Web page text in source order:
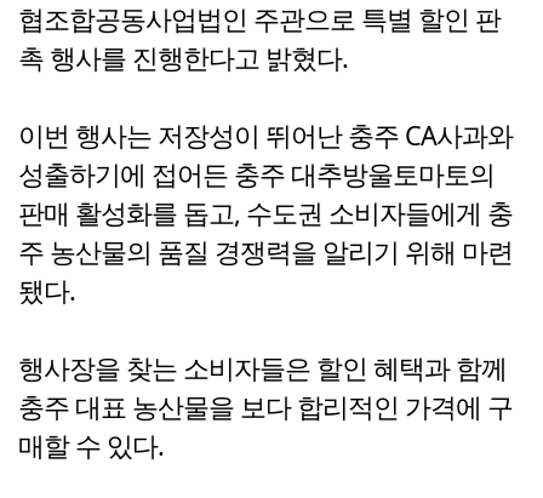
협조합공동사업법인 주관으로 특별 할인 판
촉 행사를 진행한다고 밝혔다.
이번 행사는 저장성이 뛰어난 충주 CA사과와
성출하기에 접어든 충주 대추방울토마토의
판매 활성화를 돕고, 수도권 소비자들에게 충
주 농산물의 품질 경쟁력을 알리기 위해 마련
됐다.
행사장을 찾는 소비자들은 할인 혜택과 함께
충주 대표 농산물을 보다 합리적인 가격에 구
매할 수 있다.